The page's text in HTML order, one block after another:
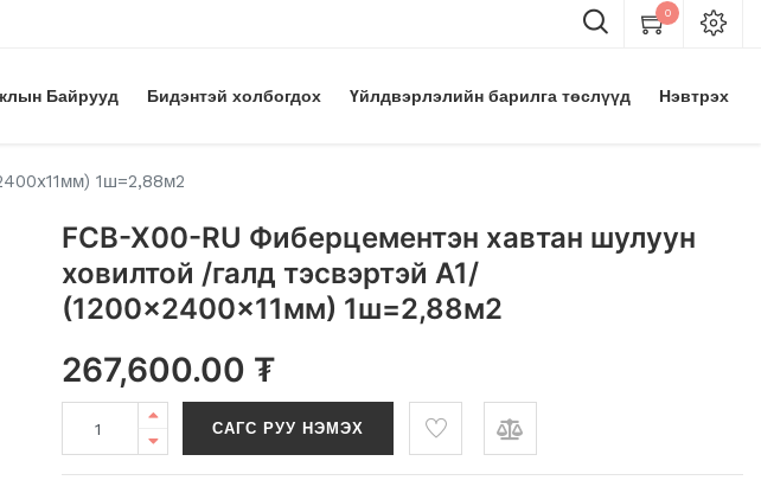
0
Байрууд Бидэнтэй холбогдох Үйлдвэрлэлийн барилга төслүүд Нэвтрэх
1ш=2,88м2
FCB-X00-RU Фиберцементэн хавтан шулуун
ховилтой /галд тэсвэртэй A1/
(1200x2400x11мм) 1ш=2,88м2
267,600.00 ₮
САГС РУУ НЭМЭХ